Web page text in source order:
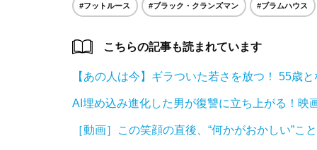
#フットルース #ブラック・クランズマン #ブラムハウス
こちらの記事も読まれています
【あの人は今】ギラついた若さを放つ！ 55歳
AI埋め込み進化した男が復讐に立ち上がる！映
［動画］この笑顔の直後、“何かがおかしい”